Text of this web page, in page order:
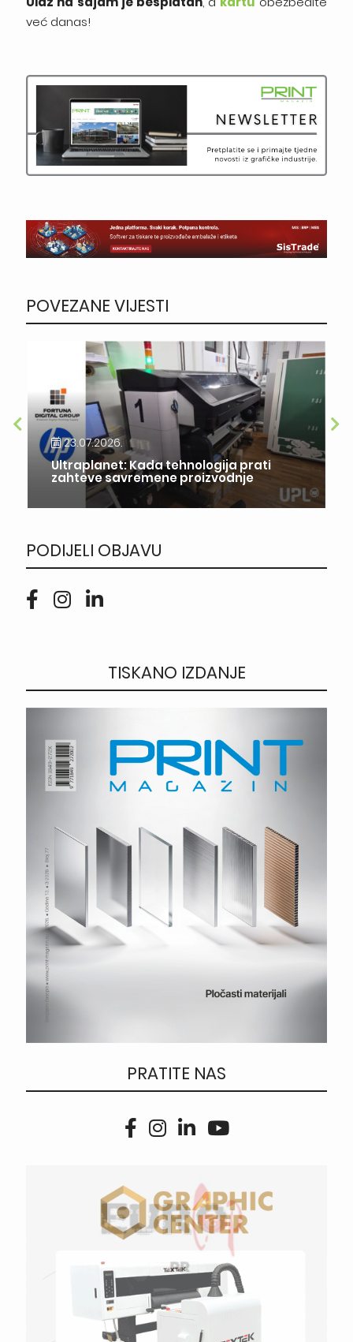
već danas!
POVEZANE VIJESTI
23.07.2026.
Ultraplanet: Kada tehnologija prati
zahteve savremene proizvodnje
PODIJELI OBJAVU
TISKANO IZDANJE
PRATITE NAS